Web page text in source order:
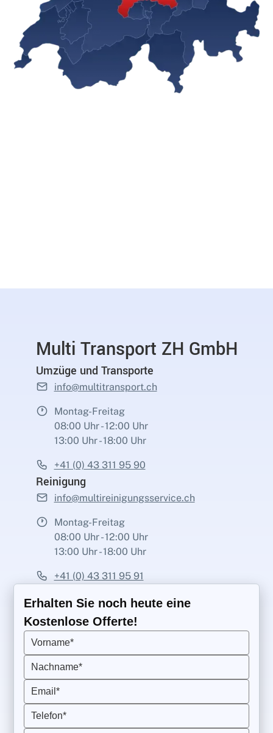
Multi Transport ZH GmbH
Umzüge und Transporte
info@multitransport.ch
Montag-Freitag
08:00 Uhr - 12:00 Uhr
13:00 Uhr - 18:00 Uhr
+41 (0) 43 311 95 90
Reinigung
info@multireinigungsservice.ch
Montag-Freitag
08:00 Uhr - 12:00 Uhr
13:00 Uhr - 18:00 Uhr
+41 (0) 43 311 95 91
Erhalten Sie noch heute eine
Kostenlose Offerte!
Vorname*
Nachname*
Email*
Telefon*